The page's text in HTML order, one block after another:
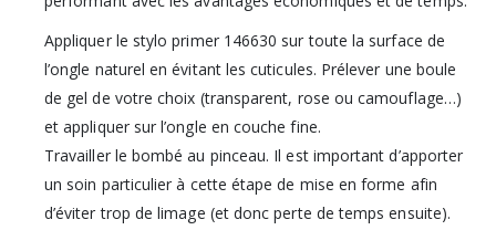
Appliquer le stylo primer 146630 sur toute la surface de
l’ongle naturel en évitant les cuticules. Prélever une boule
de gel de votre choix (transparent, rose ou camouflage…)
et appliquer sur l’ongle en couche fine.
Travailler le bombé au pinceau. Il est important d’apporter
un soin particulier à cette étape de mise en forme afin
d’éviter trop de limage (et donc perte de temps ensuite).